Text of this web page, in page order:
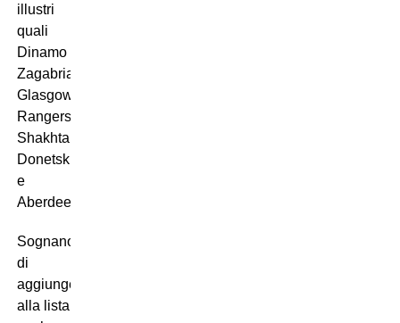
illustri
quali
Dinamo
Zagabria,
Glasgow
Rangers,
Shakhtar
Donetsk
e
Aberdeen.
Sognano
di
aggiungere
alla lista